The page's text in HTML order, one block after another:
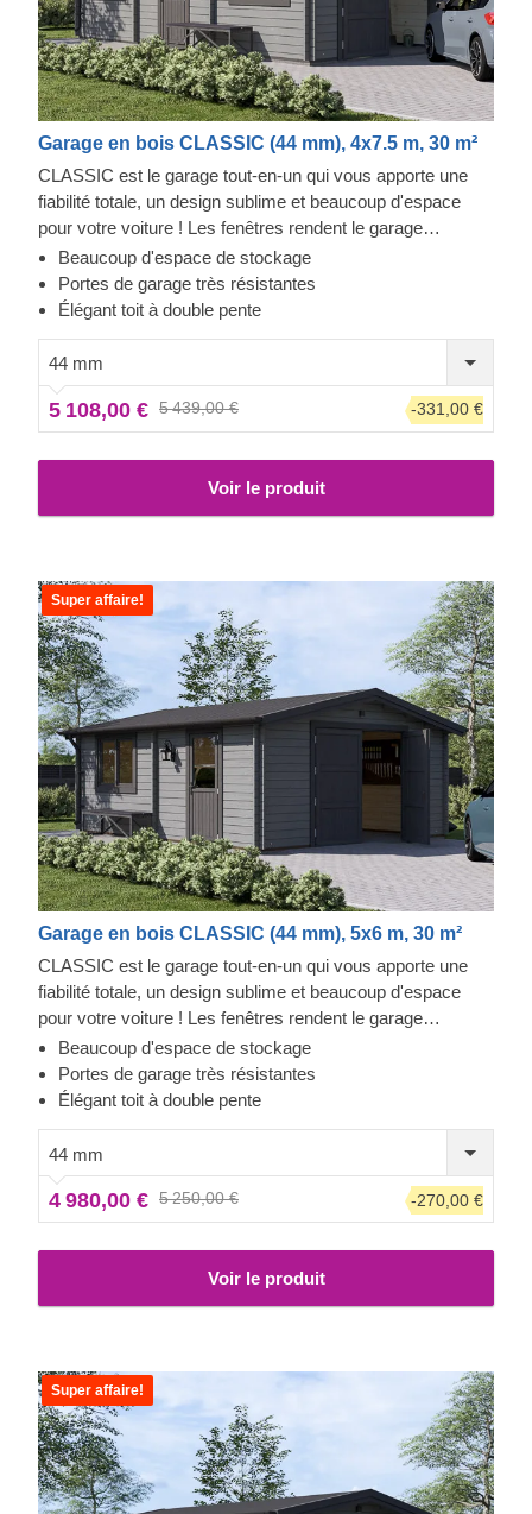
Garage en bois CLASSIC (44 mm), 4x7.5 m, 30 m²
CLASSIC est le garage tout-en-un qui vous apporte une
fiabilité totale, un design sublime et beaucoup d'espace
pour votre voiture ! Les fenêtres rendent le garage
lumineux et accueillant, et la construction robuste assure la
sécurité de votre voiture. Préparez-vous à faire moins
d'allers-retours à la station de lavage et à être fier de
invités. CLASSIC est un petit bijou qui apporte de grands
avantages !
Beaucoup d'espace de stockage
Portes de garage très résistantes
Élégant toit à double pente
44 mm
5 108,00 € 5 439,00 € -331,00 €
Voir le produit
Super affaire!
Garage en bois CLASSIC (44 mm), 5x6 m, 30 m²
CLASSIC est le garage tout-en-un qui vous apporte une
fiabilité totale, un design sublime et beaucoup d'espace
pour votre voiture ! Les fenêtres rendent le garage
lumineux et accueillant, et la construction robuste assure la
sécurité de votre voiture. Préparez-vous à faire moins
d'allers-retours à la station de lavage et à être fier de
invités. CLASSIC est un petit bijou qui apporte de grands
avantages !
Beaucoup d'espace de stockage
Portes de garage très résistantes
Élégant toit à double pente
44 mm
4 980,00 € 5 250,00 € -270,00 €
Voir le produit
Super affaire!